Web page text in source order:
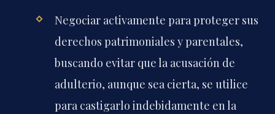
Negociar activamente para proteger sus
derechos patrimoniales y parentales,
buscando evitar que la acusación de
adulterio, aunque sea cierta, se utilice
para castigarlo indebidamente en la